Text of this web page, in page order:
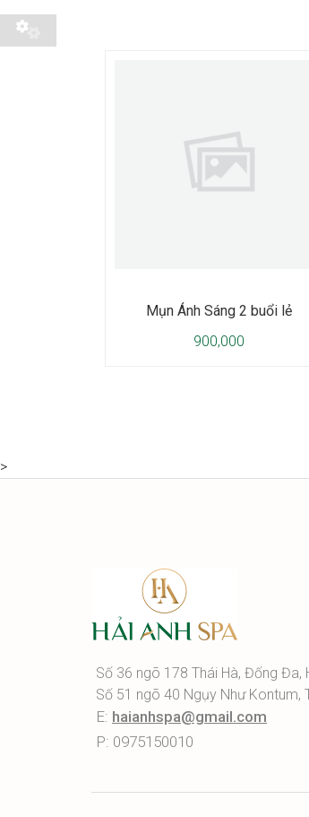
Mụn Ánh Sáng 2 buổi lẻ
900,000
>
Số 36 ngõ 178 Thái Hà, Đống Đa,
Số 51 ngõ 40 Ngụy Như Kontum,
E: haianhspa@gmail.com
P: 0975150010